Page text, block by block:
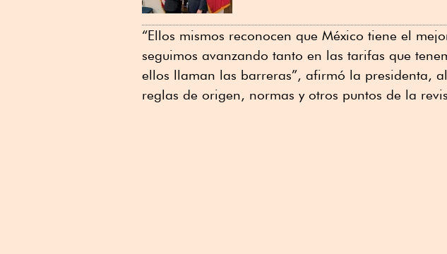
“Ellos mismos reconocen que México tiene el
seguimos avanzando tanto en las tarifas que
ellos llaman las barreras”, afirmó la presidenta,
reglas de origen, normas y otros puntos de la